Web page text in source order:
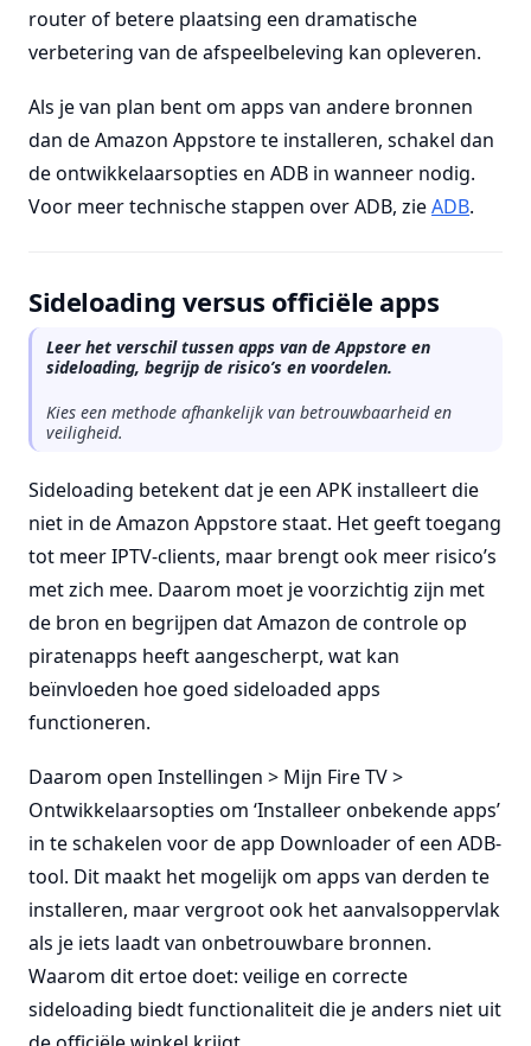
router of betere plaatsing een dramatische
verbetering van de afspeelbeleving kan opleveren.
Als je van plan bent om apps van andere bronnen
dan de Amazon Appstore te installeren, schakel dan
de ontwikkelaarsopties en ADB in wanneer nodig.
Voor meer technische stappen over ADB, zieADB.
Sideloading versus officiële apps
Leer het verschil tussen apps van de Appstore en
sideloading, begrijp de risico’s en voordelen.
Kies een methode afhankelijk van betrouwbaarheid en
veiligheid.
Sideloading betekent dat je een APK installeert die
niet in de Amazon Appstore staat. Het geeft toegang
tot meer IPTV-clients, maar brengt ook meer risico’s
met zich mee. Daarom moet je voorzichtig zijn met
de bron en begrijpen dat Amazon de controle op
piratenapps heeft aangescherpt, wat kan
beïnvloeden hoe goed sideloaded apps
functioneren.
Daarom open Instellingen > Mijn Fire TV >
Ontwikkelaarsopties om ‘Installeer onbekende apps’
in te schakelen voor de app Downloader of een ADB-
tool. Dit maakt het mogelijk om apps van derden te
installeren, maar vergroot ook het aanvalsoppervlak
als je iets laadt van onbetrouwbare bronnen.
Waarom dit ertoe doet: veilige en correcte
sideloading biedt functionaliteit die je anders niet uit